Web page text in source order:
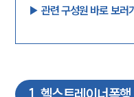
▶︎ 관련 구성원 바로 보러